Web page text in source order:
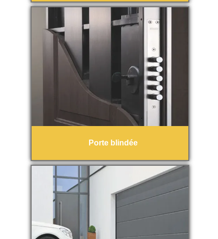
Porte blindée